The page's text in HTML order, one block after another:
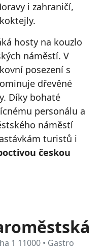
i zahraničí,
hosty na kouzlo
náměstí. V
posezení s
dřevěné
Díky bohaté
personálu a
náměstí
turistů i
českou
1 11000 • Gastro